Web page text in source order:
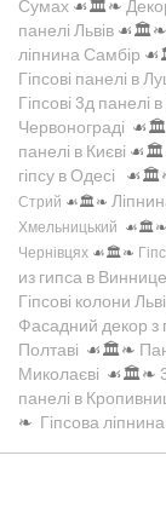
Сумах ☙🏛️❧
панелі Львів ☙🏛️❧
ліпнина Самбір
Гіпсові панелі в
Гіпсові 3д панелі в
Червонограді
панелі в Києві
гіпсу в Одесі
Стрий ☙🏛️❧
Хмельницький ☙🏛️❧
Чернівцях ☙🏛️❧
из гипса в Виннице
Гіпсові колони
Фасадний декор з
Полтаві ☙🏛️❧
Миколаєві ☙🏛️❧
панелі в
❧ Гіпсова